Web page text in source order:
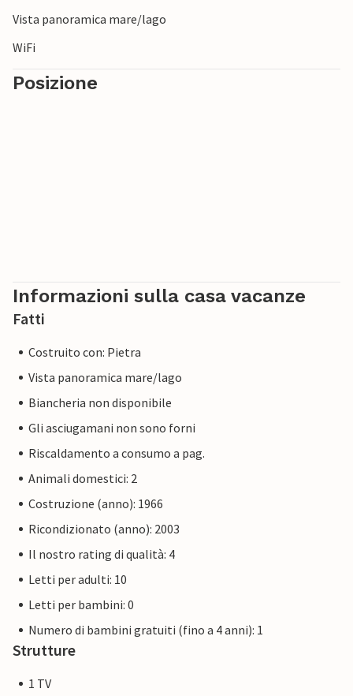
Vista panoramica mare/lago
WiFi
Posizione
Informazioni sulla casa vacanze
Fatti
Costruito con: Pietra
Vista panoramica mare/lago
Biancheria non disponibile
Gli asciugamani non sono forni
Riscaldamento a consumo a pag.
Animali domestici: 2
Costruzione (anno): 1966
Ricondizionato (anno): 2003
Il nostro rating di qualità: 4
Letti per adulti: 10
Letti per bambini: 0
Numero di bambini gratuiti (fino a 4 anni): 1
Strutture
1 TV